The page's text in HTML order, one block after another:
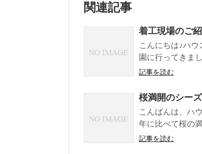
関連記事
着工現場のご
こんにちは♪ハ
園に行ってきま
記事を読む
桜満開のシー
こんばんは、ハ
年に比べて桜の
記事を読む